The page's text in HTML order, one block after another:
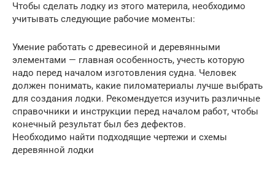
Чтобы сделать лодку из этого материла, необходимо
учитывать следующие рабочие моменты:
Умение работать с древесиной и деревянными
элементами — главная особенность, учесть которую
надо перед началом изготовления судна. Человек
должен понимать, какие пиломатериалы лучше выбрать
для создания лодки. Рекомендуется изучить различные
справочники и инструкции перед началом работ, чтобы
конечный результат был без дефектов.
Необходимо найти подходящие чертежи и схемы
деревянной лодки